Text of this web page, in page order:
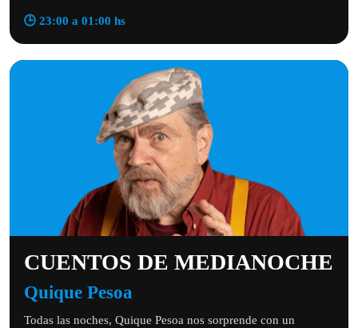
🕒 23:00 a 01:00 hs
CUENTOS DE MEDIANOCHE
Quique Pesoa
Todas las noches, Quique Pesoa nos sorprende con un